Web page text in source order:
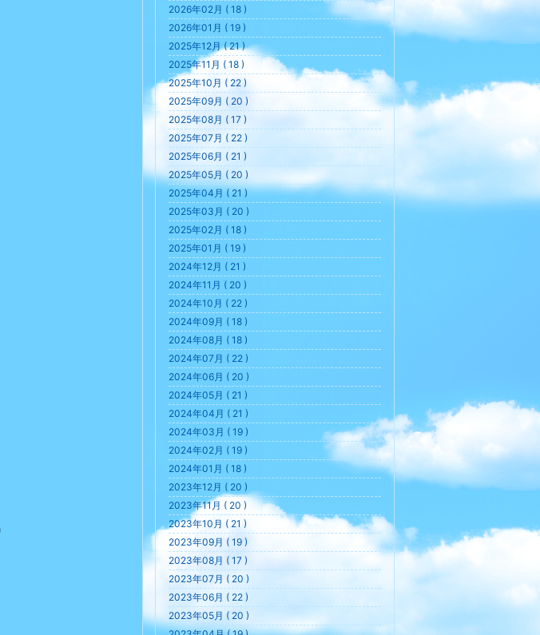
2026年02月 ( 18 )
2026年01月 ( 19 )
2025年12月 ( 21 )
2025年11月 ( 18 )
2025年10月 ( 22 )
2025年09月 ( 20 )
2025年08月 ( 17 )
2025年07月 ( 22 )
2025年06月 ( 21 )
2025年05月 ( 20 )
2025年04月 ( 21 )
2025年03月 ( 20 )
2025年02月 ( 18 )
2025年01月 ( 19 )
2024年12月 ( 21 )
2024年11月 ( 20 )
2024年10月 ( 22 )
2024年09月 ( 18 )
2024年08月 ( 18 )
2024年07月 ( 22 )
2024年06月 ( 20 )
2024年05月 ( 21 )
2024年04月 ( 21 )
2024年03月 ( 19 )
2024年02月 ( 19 )
2024年01月 ( 18 )
2023年12月 ( 20 )
2023年11月 ( 20 )
2023年10月 ( 21 )
2023年09月 ( 19 )
2023年08月 ( 17 )
2023年07月 ( 20 )
2023年06月 ( 22 )
2023年05月 ( 20 )